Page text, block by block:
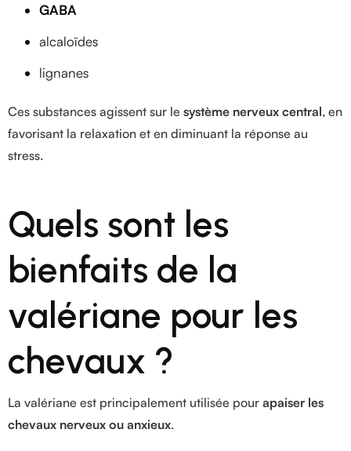
GABA
alcaloïdes
lignanes
Ces substances agissent sur le système nerveux central, en
favorisant la relaxation et en diminuant la réponse au
stress.
Quels sont les
bienfaits de la
valériane pour les
chevaux ?
La valériane est principalement utilisée pour apaiser les
chevaux nerveux ou anxieux.